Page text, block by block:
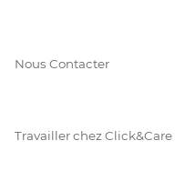
Nous Contacter
Travailler chez Click&Care